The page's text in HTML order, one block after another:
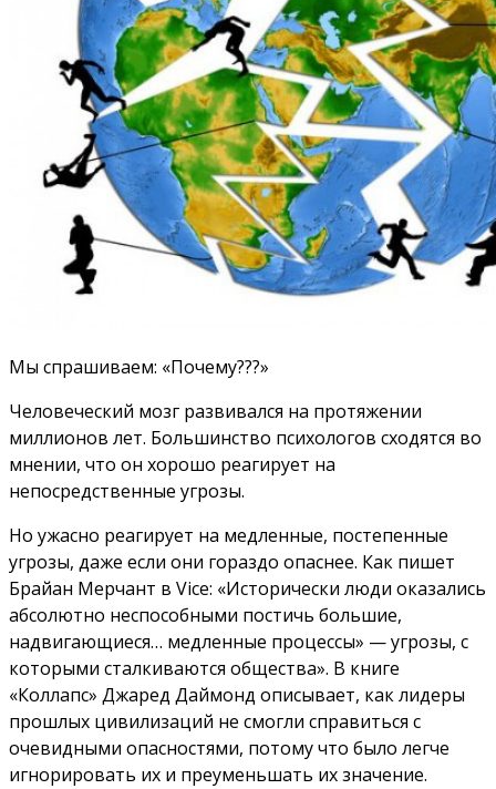
Мы спрашиваем: «Почему???»
Человеческий мозг развивался на протяжении
миллионов лет. Большинство психологов сходятся во
мнении, что он хорошо реагирует на
непосредственные угрозы.
Но ужасно реагирует на медленные, постепенные
угрозы, даже если они гораздо опаснее. Как пишет
Брайан Мерчант в Vice: «Исторически люди оказались
абсолютно неспособными постичь большие,
надвигающиеся… медленные процессы» — угрозы, с
которыми сталкиваются общества». В книге
«Коллапс» Джаред Даймонд описывает, как лидеры
прошлых цивилизаций не смогли справиться с
очевидными опасностями, потому что было легче
игнорировать их и преуменьшать их значение.